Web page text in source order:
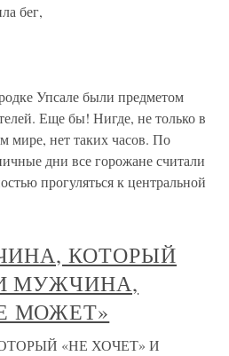
бег,
Упсале были предметом
Еще бы! Нигде, не только в
мире, нет таких часов. По
дни все горожане считали
прогуляться к центральной
КОТОРЫЙ
МУЖЧИНА,
МОЖЕТ»
«НЕ ХОЧЕТ» И